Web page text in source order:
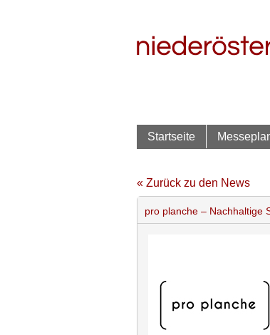
Startseite
« Zurück zu den News
pro planche – Nachhaltige